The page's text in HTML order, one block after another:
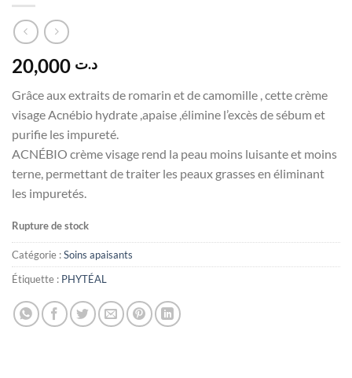
د.ت
Grâce aux extraits de romarin et de camomille , cette crème
visage Acnébio hydrate ,apaise ,élimine l’excès de sébum et
purifie les impureté.
ACNÉBIO crème visage rend la peau moins luisante et moins
terne, permettant de traiter les peaux grasses en éliminant
les impuretés.
Rupture de stock
Catégorie :Soins apaisants
Étiquette : PHYTÉAL